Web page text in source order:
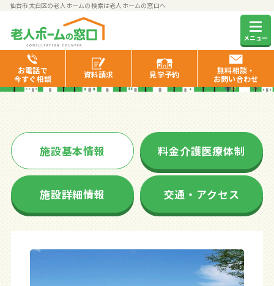
仙台市太白区の老人ホームの検索は老人ホームの窓口へ
メニュー
お電話で
今すぐ相談
資料請求 見学予約
無料相談・
お問い合わせ
ラ・ナシカせんだい
施設基本情報 料金介護医療体制
施設詳細情報 交通・アクセス